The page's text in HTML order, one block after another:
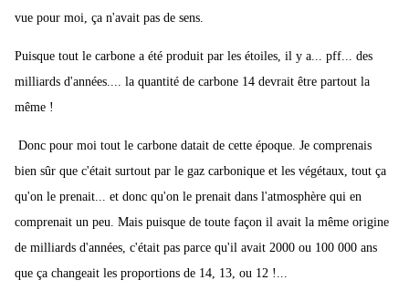
vue pour moi, ça n'avait pas de sens.
Puisque tout le carbone a été produit par les étoiles, il y a... pff... des
milliards d'années.... la quantité de carbone 14 devrait être partout la
même !
Donc pour moi tout le carbone datait de cette époque. Je comprenais
bien sûr que c'était surtout par le gaz carbonique et les végétaux, tout ça
qu'on le prenait... et donc qu'on le prenait dans l'atmosphère qui en
comprenait un peu. Mais puisque de toute façon il avait la même origine
de milliards d'années, c'était pas parce qu'il avait 2000 ou 100 000 ans
que ça changeait les proportions de 14, 13, ou 12 !...